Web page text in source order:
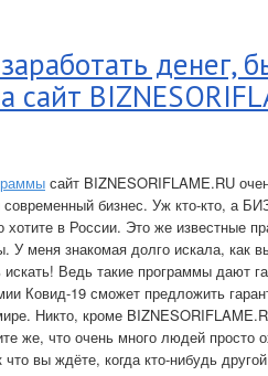
денег,
сайт
сайт BIZNESORIFLAME.RU
современный бизнес. Уж кто-кто,
хотите в России. Это же известные
меня знакомая долго искала, как
Ведь такие программы дают
Ковид-19 сможет предложить
Никто, кроме
же, что очень много людей просто
ждёте, когда кто-нибудь другой